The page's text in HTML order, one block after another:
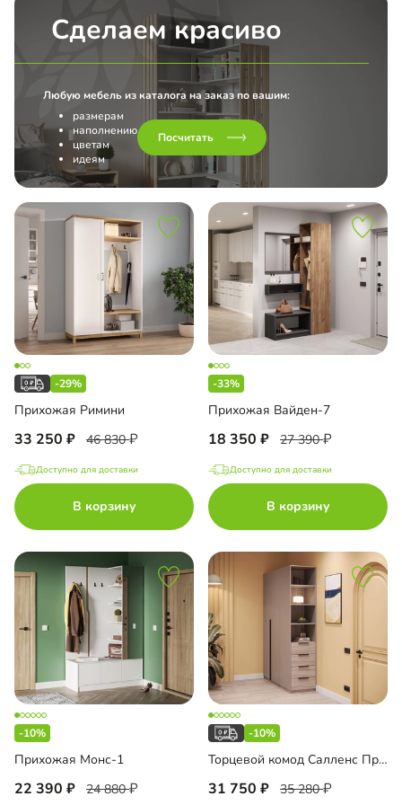
Сделаем красиво
Любую мебель из каталога на заказ по вашим:
размерам
наполнению
цветам
идеям
Посчитать
-29%
Прихожая Римини
33 250 46 830
Доступно для доставки
В корзину
-33%
Прихожая Вайден-7
18 350 27 390
Доступно для доставки
В корзину
-10%
Прихожая Монс-1
22 390 24 880
-10%
Торцевой комод Салленс Премиум с полками
31 750 35 280